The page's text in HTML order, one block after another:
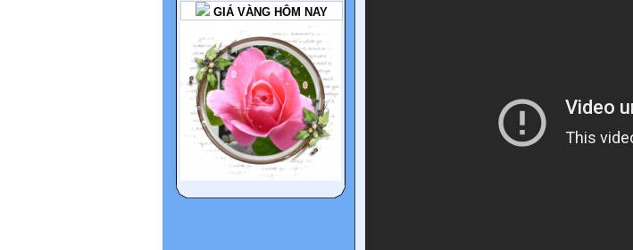
GIÁ VÀNG HÔM NAY